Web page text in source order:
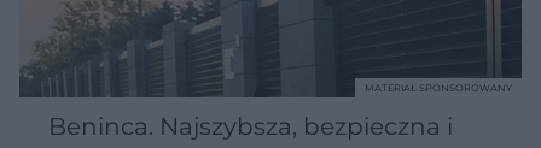
Beninca. Najszybsza, bezpieczna i
MATERIAŁ SPONSOROWANY